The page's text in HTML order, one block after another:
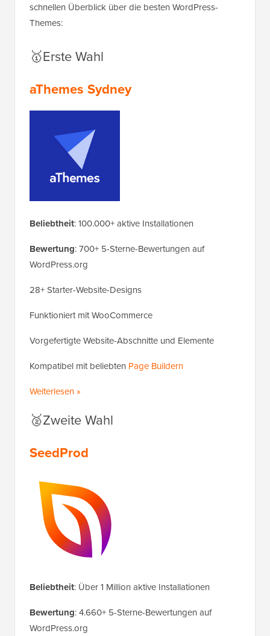
schnellen Überblick über die besten WordPress-
Themes:
🥇Erste Wahl
aThemes Sydney
Beliebtheit: 100.000+ aktive Installationen
Bewertung: 700+ 5-Sterne-Bewertungen auf
WordPress.org
28+ Starter-Website-Designs
Funktioniert mit WooCommerce
Vorgefertigte Website-Abschnitte und Elemente
Kompatibel mit beliebten Page Buildern
Weiterlesen »
🥈Zweite Wahl
SeedProd
Beliebtheit: Über 1 Million aktive Installationen
Bewertung: 4.660+ 5-Sterne-Bewertungen auf
WordPress.org